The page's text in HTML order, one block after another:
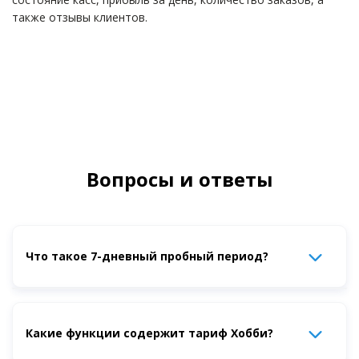
также отзывы клиентов.
Вопросы и ответы
Что такое 7-дневный пробный период?
использовать все функции системы, чтобы
Какие функции содержит тариф Хобби?